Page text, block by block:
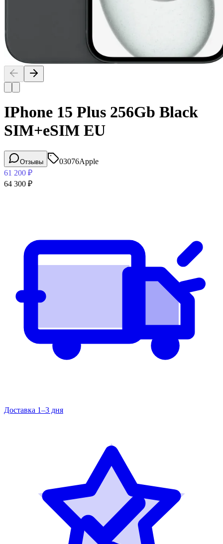
IPhone 15 Plus 256Gb Black
SIM+eSIM EU
Отзывы 03076Apple
61 200 ₽
64 300 ₽
Доставка 1–3 дня